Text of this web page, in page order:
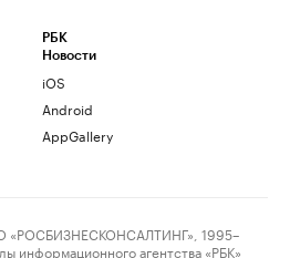
РБК
Новости
iOS
Android
AppGallery
1995–
информационного агентства «РБК»